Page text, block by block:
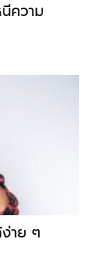
ความ
าย ๆ